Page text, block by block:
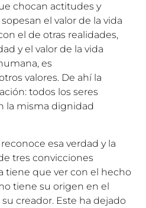
chocan actitudes y
el valor de la vida
el de otras realidades,
y el valor de la vida
es
valores. De ahí la
todos los seres
la misma dignidad
esa verdad y la
tres convicciones
tiene que ver con el hecho
tiene su origen en el
creador. Este ha dejado